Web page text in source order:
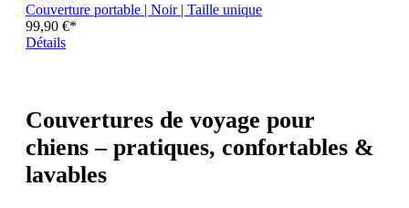
Couverture portable | Noir | Taille unique
99,90 €*
Détails
Couvertures de voyage pour
chiens – pratiques, confortables &
lavables